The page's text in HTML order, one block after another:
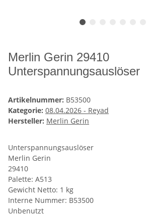
Merlin Gerin 29410
Unterspannungsauslöser
Artikelnummer: B53500
Kategorie: 08.04.2026 - Reyad
Hersteller: Merlin Gerin
Unterspannungsauslöser
Merlin Gerin
29410
Palette: A513
Gewicht Netto: 1 kg
Interne Nummer: B53500
Unbenutzt